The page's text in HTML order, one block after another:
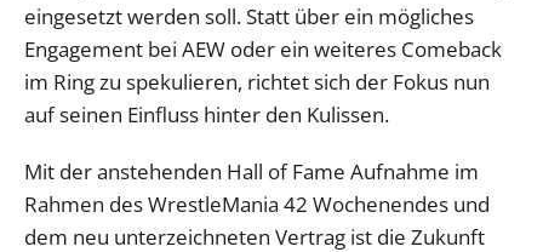
eingesetzt werden soll. Statt über ein mögliches
Engagement bei AEW oder ein weiteres Comeback
im Ring zu spekulieren, richtet sich der Fokus nun
auf seinen Einfluss hinter den Kulissen.
Mit der anstehenden Hall of Fame Aufnahme im
Rahmen des WrestleMania 42 Wochenendes und
dem neu unterzeichneten Vertrag ist die Zukunft